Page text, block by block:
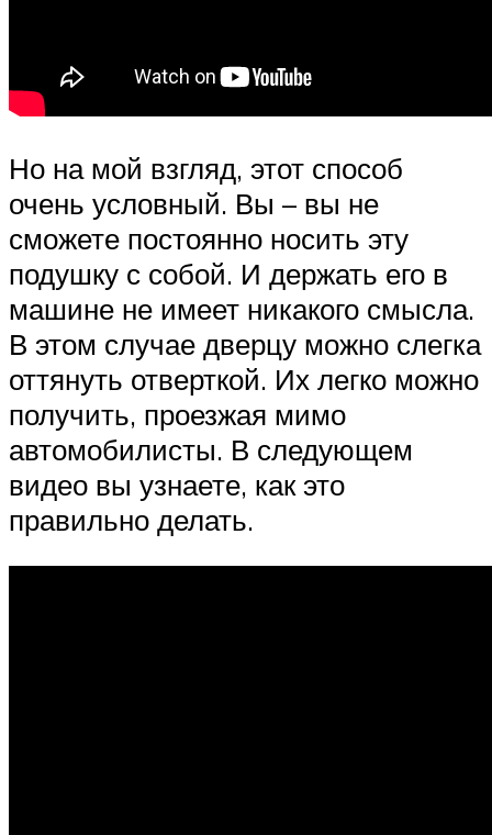
Но на мой взгляд, этот способ
очень условный. Вы – вы не
сможете постоянно носить эту
подушку с собой. И держать его в
машине не имеет никакого смысла.
В этом случае дверцу можно слегка
оттянуть отверткой. Их легко можно
получить, проезжая мимо
автомобилисты. В следующем
видео вы узнаете, как это
правильно делать.